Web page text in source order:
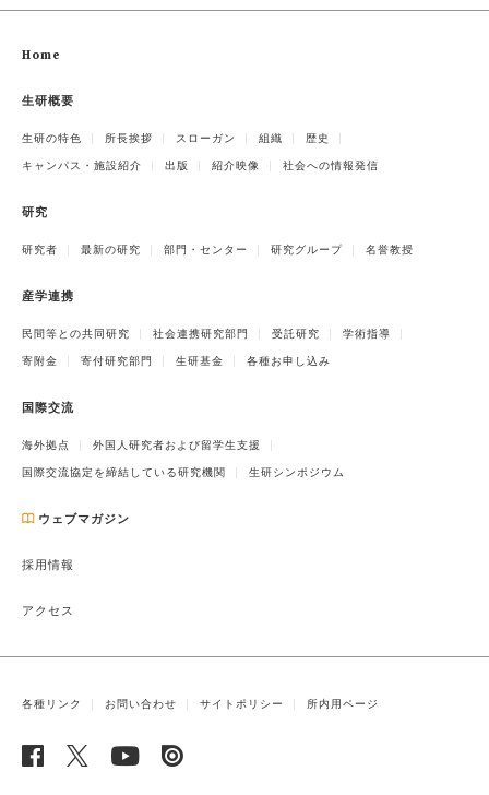
Home
生研概要
生研の特色 所長挨拶 スローガン 組織 歴史
キャンパス・施設紹介 出版 紹介映像 社会への情報発信
研究
研究者 最新の研究 部門・センター 研究グループ 名誉教授
産学連携
民間等との共同研究 社会連携研究部門 受託研究 学術指導
寄附金 寄付研究部門 生研基金 各種お申し込み
国際交流
海外拠点 外国人研究者および留学生支援
国際交流協定を締結している研究機関 生研シンポジウム
ウェブマガジン
採用情報
アクセス
各種リンク お問い合わせ サイトポリシー 所内用ページ